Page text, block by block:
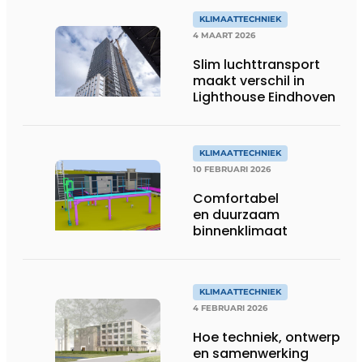
KLIMAATTECHNIEK
4 MAART 2026
Slim luchttransport
maakt verschil in
Lighthouse Eindhoven
KLIMAATTECHNIEK
10 FEBRUARI 2026
Comfortabel
en duurzaam
binnenklimaat
KLIMAATTECHNIEK
4 FEBRUARI 2026
Hoe techniek, ontwerp
en samenwerking